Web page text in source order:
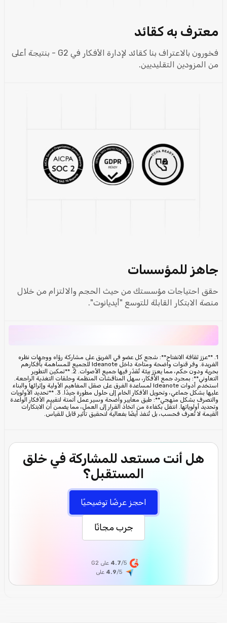
معترف به كقائد
فخورون بالاعتراف بنا كقائد لإدارة الأفكار في G2 - بنتيجة أعلى
من المزودين التقليديين.
جاهز للمؤسسات
حقق احتياجات مؤسستك من حيث الحجم والالتزام من خلال
منصة الابتكار القابلة للتوسع "أيديانوت".
1. **عزز ثقافة الانفتاح**: شجع كل عضو في الفريق على مشاركة رؤاه ووجهات نظره
الفريدة. وفر قنوات واضحة ومتاحة داخل Ideanote للجميع للمساهمة بأفكارهم
بحرية ودون حكم، مما يعزز بيئة تُقدّر فيها جميع الأصوات. 2. **تمكين التطوير
التعاوني**: بمجرد جمع الأفكار، سهل المناقشات المنظمة وحلقات التغذية الراجعة.
استخدم أدوات Ideanote لمساعدة الفرق على صقل المفاهيم الأولية وإثرائها والبناء
عليها بشكل جماعي، وتحويل الأفكار الخام إلى حلول مطورة جيدًا. 3. **تحديد الأولويات
والتصرف بشكل منهجي**: طبق معايير واضحة وسير عمل أتمتة لتقييم الأفكار الواعدة
وتحديد أولوياتها. انتقل بكفاءة من اتخاذ القرار إلى العمل، مما يضمن أن الابتكارات
القيمة لا تُعرف فحسب، بل تُنفذ أيضًا بفعالية لتحقيق تأثير قابل للقياس.
هل أنت مستعد للمشاركة في خلق
المستقبل؟
احجز عرضًا توضيحيًا
جرب مجانًا
4.7/5 على G2
4.9/5 على